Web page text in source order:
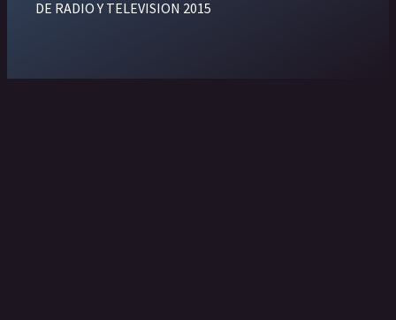
DE RADIO Y TELEVISION 2015